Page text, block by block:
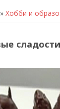
» Хобби и